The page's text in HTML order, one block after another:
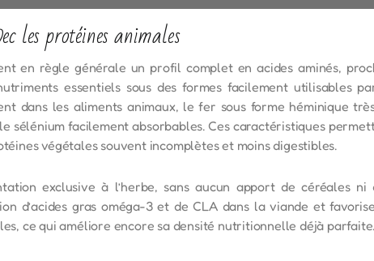
les protéines animales
en règle générale un profil complet en acides aminés,
essentiels sous des formes facilement utilisables
dans les aliments animaux, le fer sous forme héminique
sélénium facilement absorbables. Ces caractéristiques
végétales souvent incomplètes et moins digestibles.
exclusive à l’herbe, sans aucun apport de céréales
d’acides gras oméga-3 et de CLA dans la viande et
ce qui améliore encore sa densité nutritionnelle déjà parfaite.